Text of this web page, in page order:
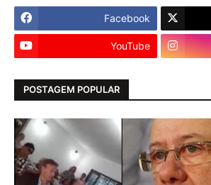
Facebook
YouTube
POSTAGEM POPULAR